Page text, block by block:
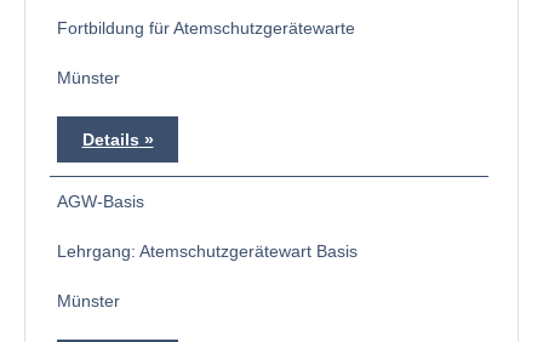
Fortbildung für Atemschutzgerätewarte
Münster
Details
AGW-Basis
Lehrgang: Atemschutzgerätewart Basis
Münster